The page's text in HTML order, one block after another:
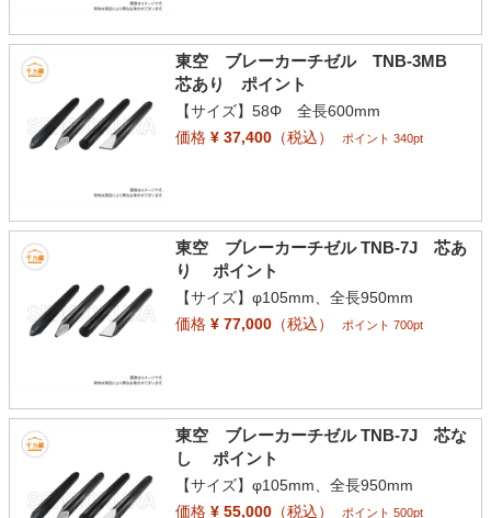
東空 ブレーカーチゼル TNB-3MB
芯あり ポイント
【サイズ】58Φ 全長600mm
価格¥ 37,400（税込） ポイント 340pt
東空 ブレーカーチゼル TNB-7J 芯あ
り ポイント
【サイズ】φ105mm、全長950mm
価格¥ 77,000（税込） ポイント 700pt
東空 ブレーカーチゼル TNB-7J 芯な
し ポイント
【サイズ】φ105mm、全長950mm
価格¥ 55,000（税込） ポイント 500pt